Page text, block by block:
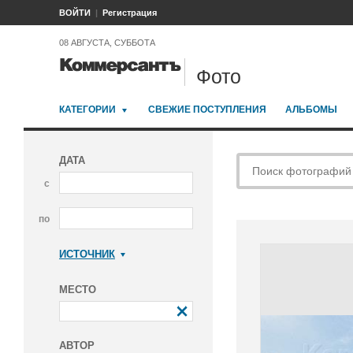
ВОЙТИ Регистрация
08 АВГУСТА, СУББОТА
Фото
КАТЕГОРИИ СВЕЖИЕ ПОСТУПЛЕНИЯ АЛЬБОМЫ
ДАТА
с
по
ИСТОЧНИК
МЕСТО
АВТОР